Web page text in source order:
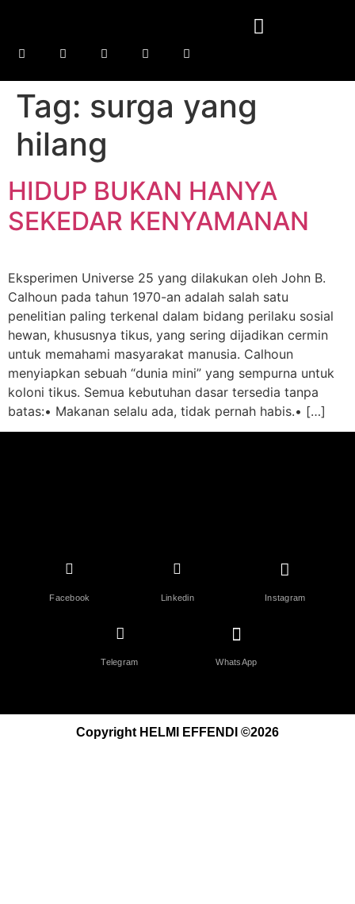
Tag: surga yang
hilang
HIDUP BUKAN HANYA
SEKEDAR KENYAMANAN
Eksperimen Universe 25 yang dilakukan oleh John B.
Calhoun pada tahun 1970-an adalah salah satu
penelitian paling terkenal dalam bidang perilaku sosial
hewan, khususnya tikus, yang sering dijadikan cermin
untuk memahami masyarakat manusia. Calhoun
menyiapkan sebuah “dunia mini” yang sempurna untuk
koloni tikus. Semua kebutuhan dasar tersedia tanpa
batas:• Makanan selalu ada, tidak pernah habis.• […]
Facebook Linkedin Instagram
Telegram WhatsApp
Copyright HELMI EFFENDI ©2026